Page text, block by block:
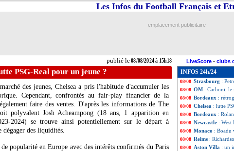
publié le08/08/2024 à 15h18
Les Infos du Football Français et
emplacement publicitaire
LiveScore - clubs
PSG-Real pour un jeune ?
des jeunes, Chelsea a pris l'habitude d'accumuler les
Cependant, confrontés au fair-play financier de la
faire des ventes. D'après les informations de The
polyvalent JoshAcheampong (18 ans, 1 apparition en
2024) se trouve ainsi potentiellement sur le départ à
dégager des liquidités.
popularité en Europe avec des intérêts confirmés du Paris
INFOS 24h/24
08/08 Man Utd: Ten
08/08 Galatasaray
08/08 Leverkusen:
08/08 EdF (JO) : le
08/08 Strasbourg :
08/08 OM : Carboni, le
08/08 Bordeaux :
08/08 Chelsea : lutte
08/08 Bordeaux :
08/08 Newcastle : West
08/08 Monaco : Boadu
08/08 Reims :
08/08 Aston Villa : un